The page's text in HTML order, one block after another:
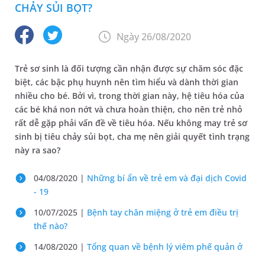
CHẢY SỦI BỌT?
Ngày 26/08/2020
Trẻ sơ sinh là đối tượng cần nhận được sự chăm sóc đặc
biệt, các bậc phụ huynh nên tìm hiểu và dành thời gian
nhiều cho bé. Bởi vì, trong thời gian này, hệ tiêu hóa của
các bé khá non nớt và chưa hoàn thiện, cho nên trẻ nhỏ
rất dễ gặp phải vấn đề về tiêu hóa. Nếu không may trẻ sơ
sinh bị tiêu chảy sủi bọt, cha mẹ nên giải quyết tình trạng
này ra sao?
04/08/2020 | Những bí ẩn về trẻ em và đại dịch Covid
- 19
10/07/2025 | Bệnh tay chân miệng ở trẻ em điều trị
thế nào?
14/08/2020 | Tổng quan về bệnh lý viêm phế quản ở